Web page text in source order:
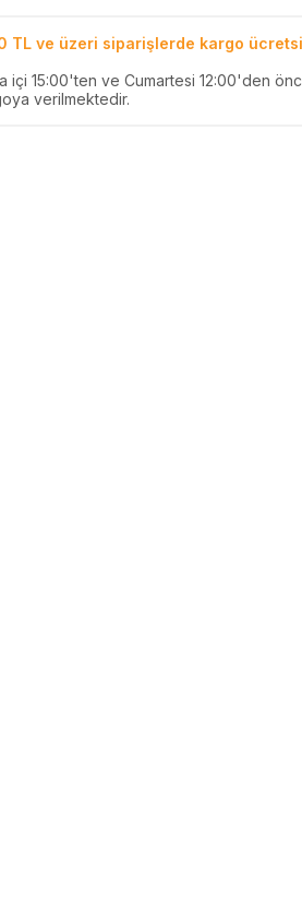
TL ve üzeri siparişlerde kargo
içi 15:00'ten ve Cumartesi 12:00'den
verilmektedir.